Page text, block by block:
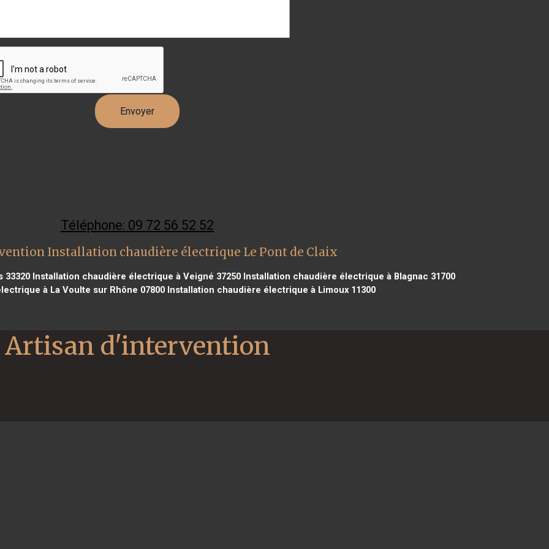
Téléphone: 09 72 56 52 52
Installation chaudière électrique Le Pont de Claix
33320 Installation chaudière électrique à Veigné 37250 Installation chaudière électrique à Blagnac 31700
à La Voulte sur Rhône 07800Installation chaudière électrique à Limoux 11300
Artisan d'intervention